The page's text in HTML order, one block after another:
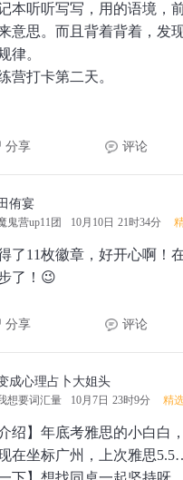
本听听写写，用的语境，
意思。而且背着背着，发
律。
营打卡第二天。
分享 评论
侑宴
鬼营up11团 10月10日 21时34分
了11枚徽章，好开心啊！
了！😉
分享 评论
成心理占卜大姐头
想要词汇量 10月7日 23时9分 精
介绍】年底考雅思的小白白
在坐标广州，上次雅思